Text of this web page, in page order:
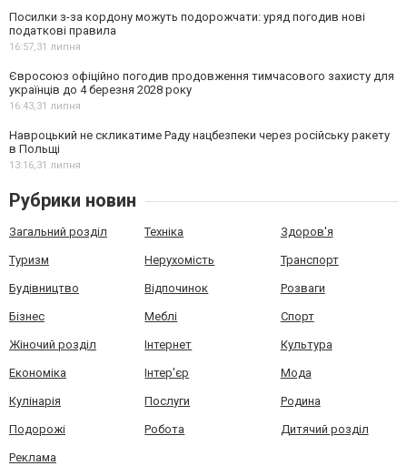
Посилки з-за кордону можуть подорожчати: уряд погодив нові
податкові правила
16:57,31 липня
Євросоюз офіційно погодив продовження тимчасового захисту для
українців до 4 березня 2028 року
16:43,31 липня
Навроцький не скликатиме Раду нацбезпеки через російську ракету
в Польщі
13:16,31 липня
Рубрики новин
Загальний розділ Техніка Здоров'я
Туризм Нерухомість Транспорт
Будівництво Відпочинок Розваги
Бізнес Меблі Спорт
Жіночий розділ Інтернет Культура
Економіка Інтер'єр Мода
Кулінарія Послуги Родина
Подорожі Робота Дитячий розділ
Реклама